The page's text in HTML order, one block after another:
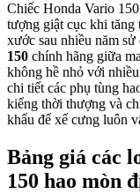
Chiếc Honda Vario
tượng giật cục khi tăng
xước sau nhiều năm
150 chính hãng giữa
không hề nhỏ với
chi tiết các phụ tùng
kiểng thời thượng và
khẩu để xế cưng luôn
Bảng giá các
150 hao mòn